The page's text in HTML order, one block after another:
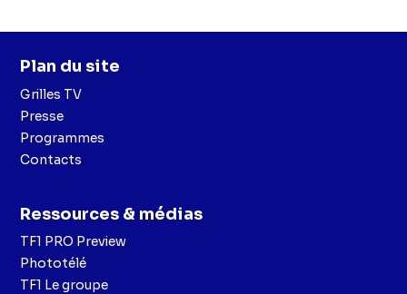
Plan du site
Grilles TV
Presse
Programmes
Contacts
Ressources & médias
TF1 PRO Preview
Phototélé
TF1 Le groupe